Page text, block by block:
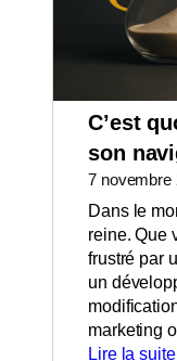
C’est
son
7 novembre
Dans le
reine. Que
frustré par
un
marketing
Lire la